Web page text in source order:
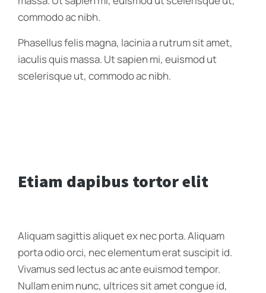
commodo ac nibh.
Phasellus felis magna, lacinia a rutrum sit amet,
iaculis quis massa. Ut sapien mi, euismod ut
scelerisque ut, commodo ac nibh.
Etiam dapibus tortor elit
Aliquam sagittis aliquet ex nec porta. Aliquam
porta odio orci, nec elementum erat suscipit id.
Vivamus sed lectus ac ante euismod tempor.
Nullam enim nunc, ultrices sit amet congue id,